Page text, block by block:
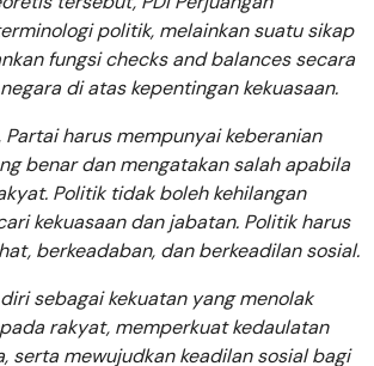
politik, melainkan suatu sikap
fungsi checks and balances secara
di atas kepentingan kekuasaan.
Partai harus mempunyai keberanian
benar dan mengatakan salah apabila
Politik tidak boleh kehilangan
kekuasaan dan jabatan. Politik harus
berkeadaban, dan berkeadilan sosial.
sebagai kekuatan yang menolak
rakyat, memperkuat kedaulatan
serta mewujudkan keadilan sosial bagi